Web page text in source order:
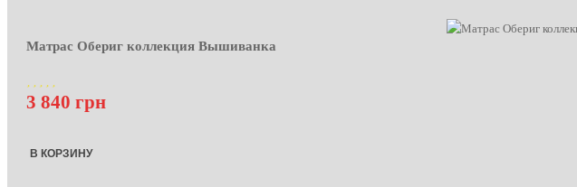
Матрас Обериг коллекция Вышиванка
3 840 грн
В КОРЗИНУ